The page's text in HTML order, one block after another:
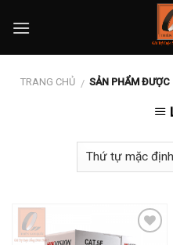
TRANG CHỦ / SẢN PHẨM ĐƯỢC